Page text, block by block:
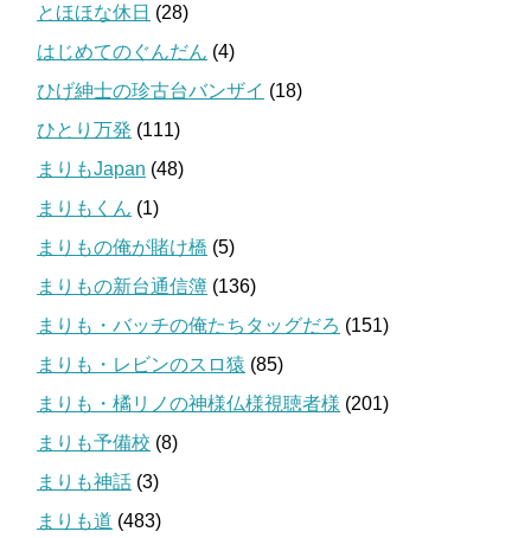
とほほな休日 (28)
はじめてのぐんだん (4)
ひげ紳士の珍古台バンザイ (18)
ひとり万発 (111)
まりもJapan (48)
まりもくん (1)
まりもの俺が賭け橋 (5)
まりもの新台通信簿 (136)
まりも・バッチの俺たちタッグだろ (151)
まりも・レビンのスロ猿 (85)
まりも・橘リノの神様仏様視聴者様 (201)
まりも予備校 (8)
まりも神話 (3)
まりも道 (483)